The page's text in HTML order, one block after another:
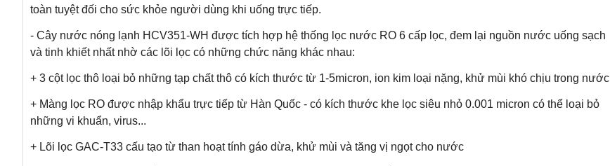
toàn tuyệt đối cho sức khỏe người dùng khi uống trực tiếp.
- Cây nước nóng lạnh HCV351-WH được tích hợp hệ thống lọc nước RO 6 cấp lọc, đem lại nguồn nước uống sạch
và tinh khiết nhất nhờ các lõi lọc có những chức năng khác nhau:
+ 3 cột lọc thô loại bỏ những tạp chất thô có kích thước từ 1-5micron, ion kim loại nặng, khử mùi khó chịu trong nước
+ Màng lọc RO được nhập khẩu trực tiếp từ Hàn Quốc - có kích thước khe lọc siêu nhỏ 0.001 micron có thể loại bỏ
những vi khuẩn, virus...
+ Lõi lọc GAC-T33 cấu tạo từ than hoạt tính gáo dừa, khử mùi và tăng vị ngọt cho nước